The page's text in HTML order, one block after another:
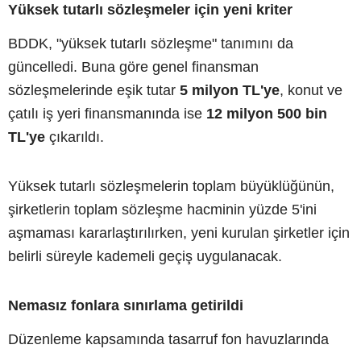
Yüksek tutarlı sözleşmeler için yeni kriter
BDDK, "yüksek tutarlı sözleşme" tanımını da
güncelledi. Buna göre genel finansman
sözleşmelerinde eşik tutar 5 milyon TL'ye, konut ve
çatılı iş yeri finansmanında ise 12 milyon 500 bin
TL'ye çıkarıldı.
Yüksek tutarlı sözleşmelerin toplam büyüklüğünün,
şirketlerin toplam sözleşme hacminin yüzde 5'ini
aşmaması kararlaştırılırken, yeni kurulan şirketler için
belirli süreyle kademeli geçiş uygulanacak.
Nemasız fonlara sınırlama getirildi
Düzenleme kapsamında tasarruf fon havuzlarında